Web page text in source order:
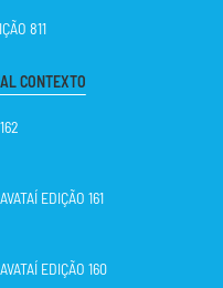
811
CONTEXTO
EDIÇÃO 161
EDIÇÃO 160